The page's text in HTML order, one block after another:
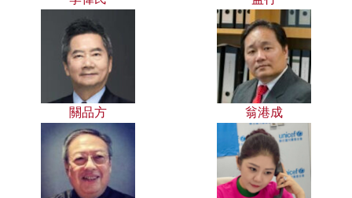
關品方 翁港成